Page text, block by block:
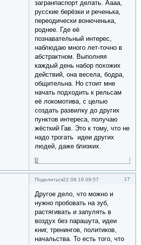
загранпаспорт делать. Аааа,
русские берёзки и реченька,
переодически вонюченька,
роднее. Где её
познавательный интерес,
наблюдаю много лет-точно в
абстрактном. Выполняя
каждый день набор похожих
действий, она весела, бодра,
общительна. Но стоит мне
начать подходить к рельсам
её локомотива, с целью
создать развилку до других
пунктов интереса, получаю
жёсткий Гав. Это к тому, что не
надо трогать идеи других
людей, даже близких.
0
Поделиться 17
22.09.19 09:57
Другое дело, что можно и
нужно пробовать на зуб,
растягивать и запулять в
воздух без парашута, идеи
книг, тренингов, политиков,
начальства. То есть того, что